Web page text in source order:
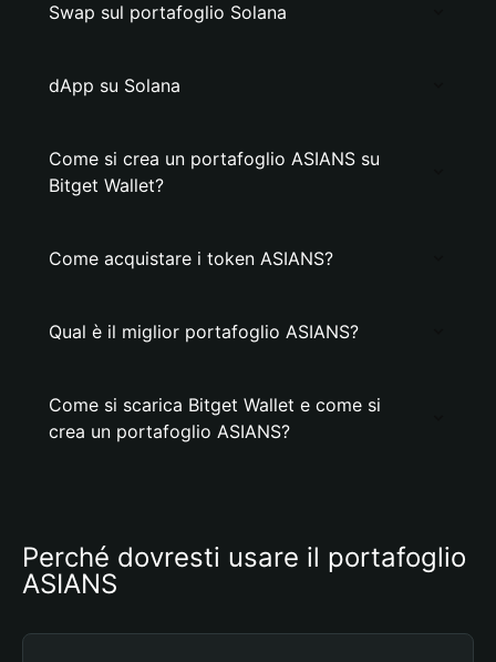
Swap sul portafoglio Solana
dApp su Solana
Come si crea un portafoglio ASIANS su
Bitget Wallet?
Come acquistare i token ASIANS?
Qual è il miglior portafoglio ASIANS?
Come si scarica Bitget Wallet e come si
crea un portafoglio ASIANS?
Perché dovresti usare il portafoglio
ASIANS